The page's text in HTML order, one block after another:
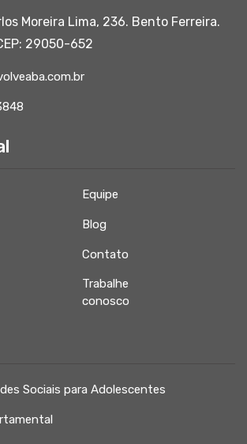
Moreira Lima, 236. Bento Ferreira.
29050-652
Equipe
Blog
Contato
Trabalhe
conosco
Sociais para Adolescentes